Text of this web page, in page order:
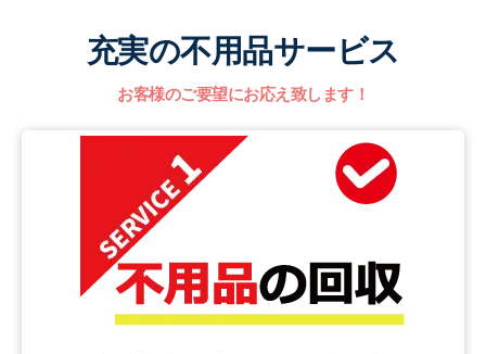
充実の不用品サービス
お客様のご要望にお応え致します！